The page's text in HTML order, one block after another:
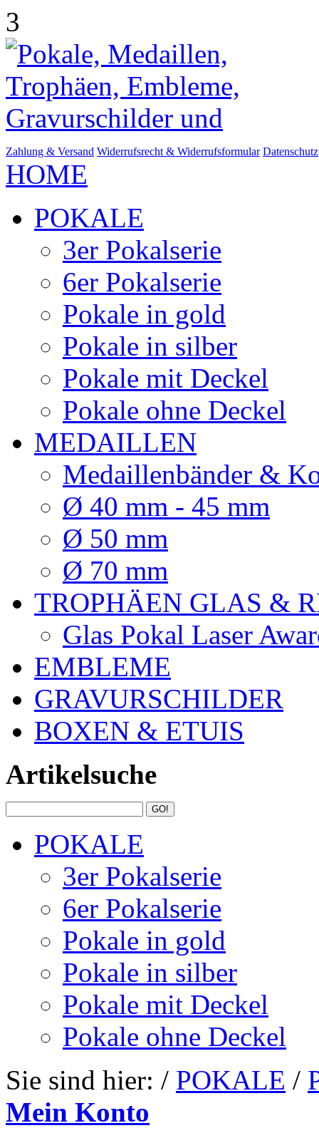
3
Zahlung & Versand Widerrufsrecht & Widerrufsformular Datenschutz
HOME
POKALE
3er Pokalserie
6er Pokalserie
Pokale in gold
Pokale in silber
Pokale mit Deckel
Pokale ohne Deckel
MEDAILLEN
Medaillenbänder &
Ø 40 mm - 45 mm
Ø 50 mm
Ø 70 mm
TROPHÄEN GLAS &
Glas Pokal Laser
EMBLEME
GRAVURSCHILDER
BOXEN & ETUIS
Artikelsuche
POKALE
3er Pokalserie
6er Pokalserie
Pokale in gold
Pokale in silber
Pokale mit Deckel
Pokale ohne Deckel
Sie sind hier: / POKALE /
Mein Konto